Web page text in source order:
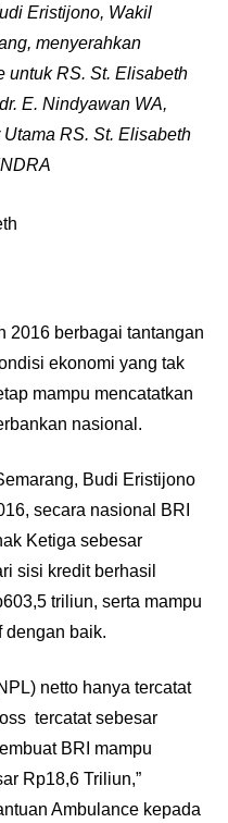
Eristijono, Wakil
menyerahkan
untuk RS. St. Elisabeth
E. Nindyawan WA,
RS. St. Elisabeth
2016 berbagai tantangan
ekonomi yang tak
mampu mencatatkan
nasional.
Budi Eristijono
secara nasional BRI
Ketiga sebesar
sisi kredit berhasil
triliun, serta mampu
dengan baik.
netto hanya tercatat
tercatat sebesar
BRI mampu
Rp18,6 Triliun,”
Ambulance kepada